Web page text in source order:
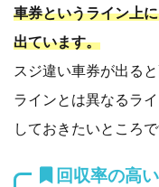
車券というライン上
出ています。
スジ違い車券が出る
ラインとは異なるラ
しておきたいところで
回収率の高